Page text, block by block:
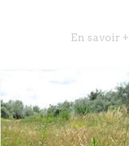
En savoir +